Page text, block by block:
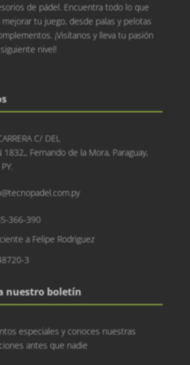
de pádel. Encuentra todo lo que
tu juego, desde palas y pelotas
¡Visítanos y lleva tu pasión
nivel!
C/ DEL
1832,, Fernando de la Mora, Paraguay,
366-390
a Felipe Rodriguez
3
nuestro boletín
especiales y conoces nuestras
antes que nadie